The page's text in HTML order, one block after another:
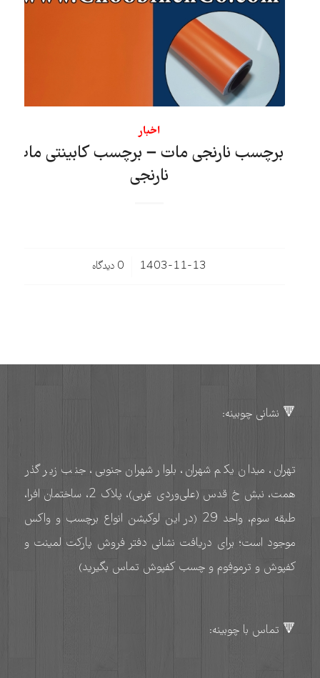
اخبار
برچسب نارنجی مات – برچسب کابینتی مات
نارنجی
1403-11-13
/ 0 دیدگاه‌
🔻 نشانی چوبینه:
تهران، میدان یکم شهران، بلوار شهران جنوبی، جنب زیر گذر
همت، نبش خ قدس (علی‌وردی غربی)، پلاک 2، ساختمان افرا،
طبقه سوم، واحد 29 (در این لوکیشن انواع برچسب و واکس
موجود است؛ برای دریافت نشانی دفتر فروش پارکت لمینت و
کفپوش و ترموفوم و چسب کفپوش تماس بگیرید)
🔻 تماس با چوبینه: